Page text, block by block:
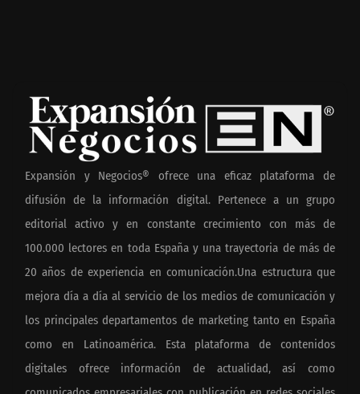
Expansión y Negocios® ofrece una eficaz plataforma de
difusión de la información digital. Pertenece a un grupo
editorial activo y en constante crecimiento con más de
100.000 lectores en toda España y una trayectoria de más de
20 años de experiencia en comunicación.Una estructura que
mejora día a día al servicio de los medios de comunicación y
los principales departamentos de marketing tanto en España
como en Latinoamérica. Esta plataforma de contenidos
digitales ofrece información de actualidad, así como